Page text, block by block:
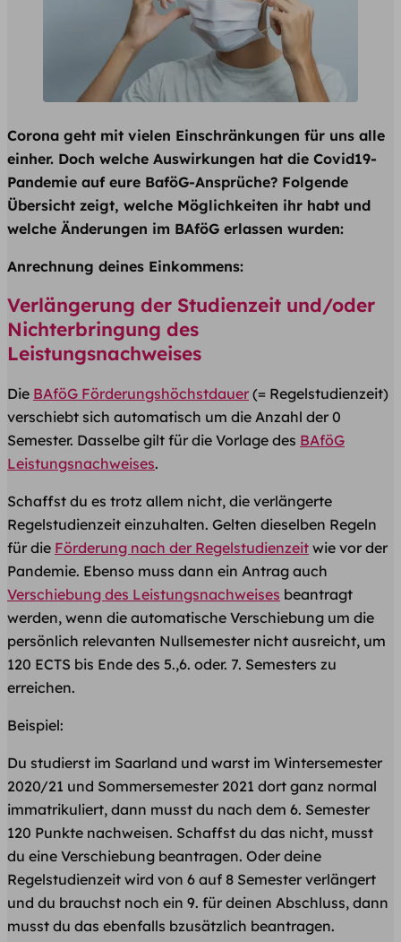
Corona geht mit vielen Einschränkungen für uns alle
einher. Doch welche Auswirkungen hat die Covid19-
Pandemie auf eure BaföG-Ansprüche? Folgende
Übersicht zeigt, welche Möglichkeiten ihr habt und
welche Änderungen im BAföG erlassen wurden:
Anrechnung deines Einkommens:
Verlängerung der Studienzeit und/oder
Nichterbringung des
Leistungsnachweises
Die BAföG Förderungshöchstdauer (= Regelstudienzeit)
verschiebt sich automatisch um die Anzahl der 0
Semester. Dasselbe gilt für die Vorlage des BAföG
Leistungsnachweises.
Schaffst du es trotz allem nicht, die verlängerte
Regelstudienzeit einzuhalten. Gelten dieselben Regeln
für die Förderung nach der Regelstudienzeit wie vor der
Pandemie. Ebenso muss dann ein Antrag auch
Verschiebung des Leistungsnachweises beantragt
werden, wenn die automatische Verschiebung um die
persönlich relevanten Nullsemester nicht ausreicht, um
120 ECTS bis Ende des 5.,6. oder. 7. Semesters zu
erreichen.
Beispiel:
Du studierst im Saarland und warst im Wintersemester
2020/21 und Sommersemester 2021 dort ganz normal
immatrikuliert, dann musst du nach dem 6. Semester
120 Punkte nachweisen. Schaffst du das nicht, musst
du eine Verschiebung beantragen. Oder deine
Regelstudienzeit wird von 6 auf 8 Semester verlängert
und du brauchst noch ein 9. für deinen Abschluss, dann
musst du das ebenfalls bzusätzlich beantragen.